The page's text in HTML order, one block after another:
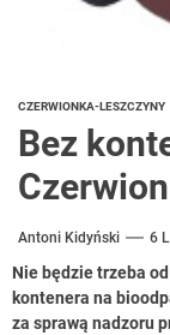
CZERWIONKA-LESZCZYNY
Bez
Antoni Kidyński 6
Nie będzie trzeba
kontenera na
za sprawą nadzoru